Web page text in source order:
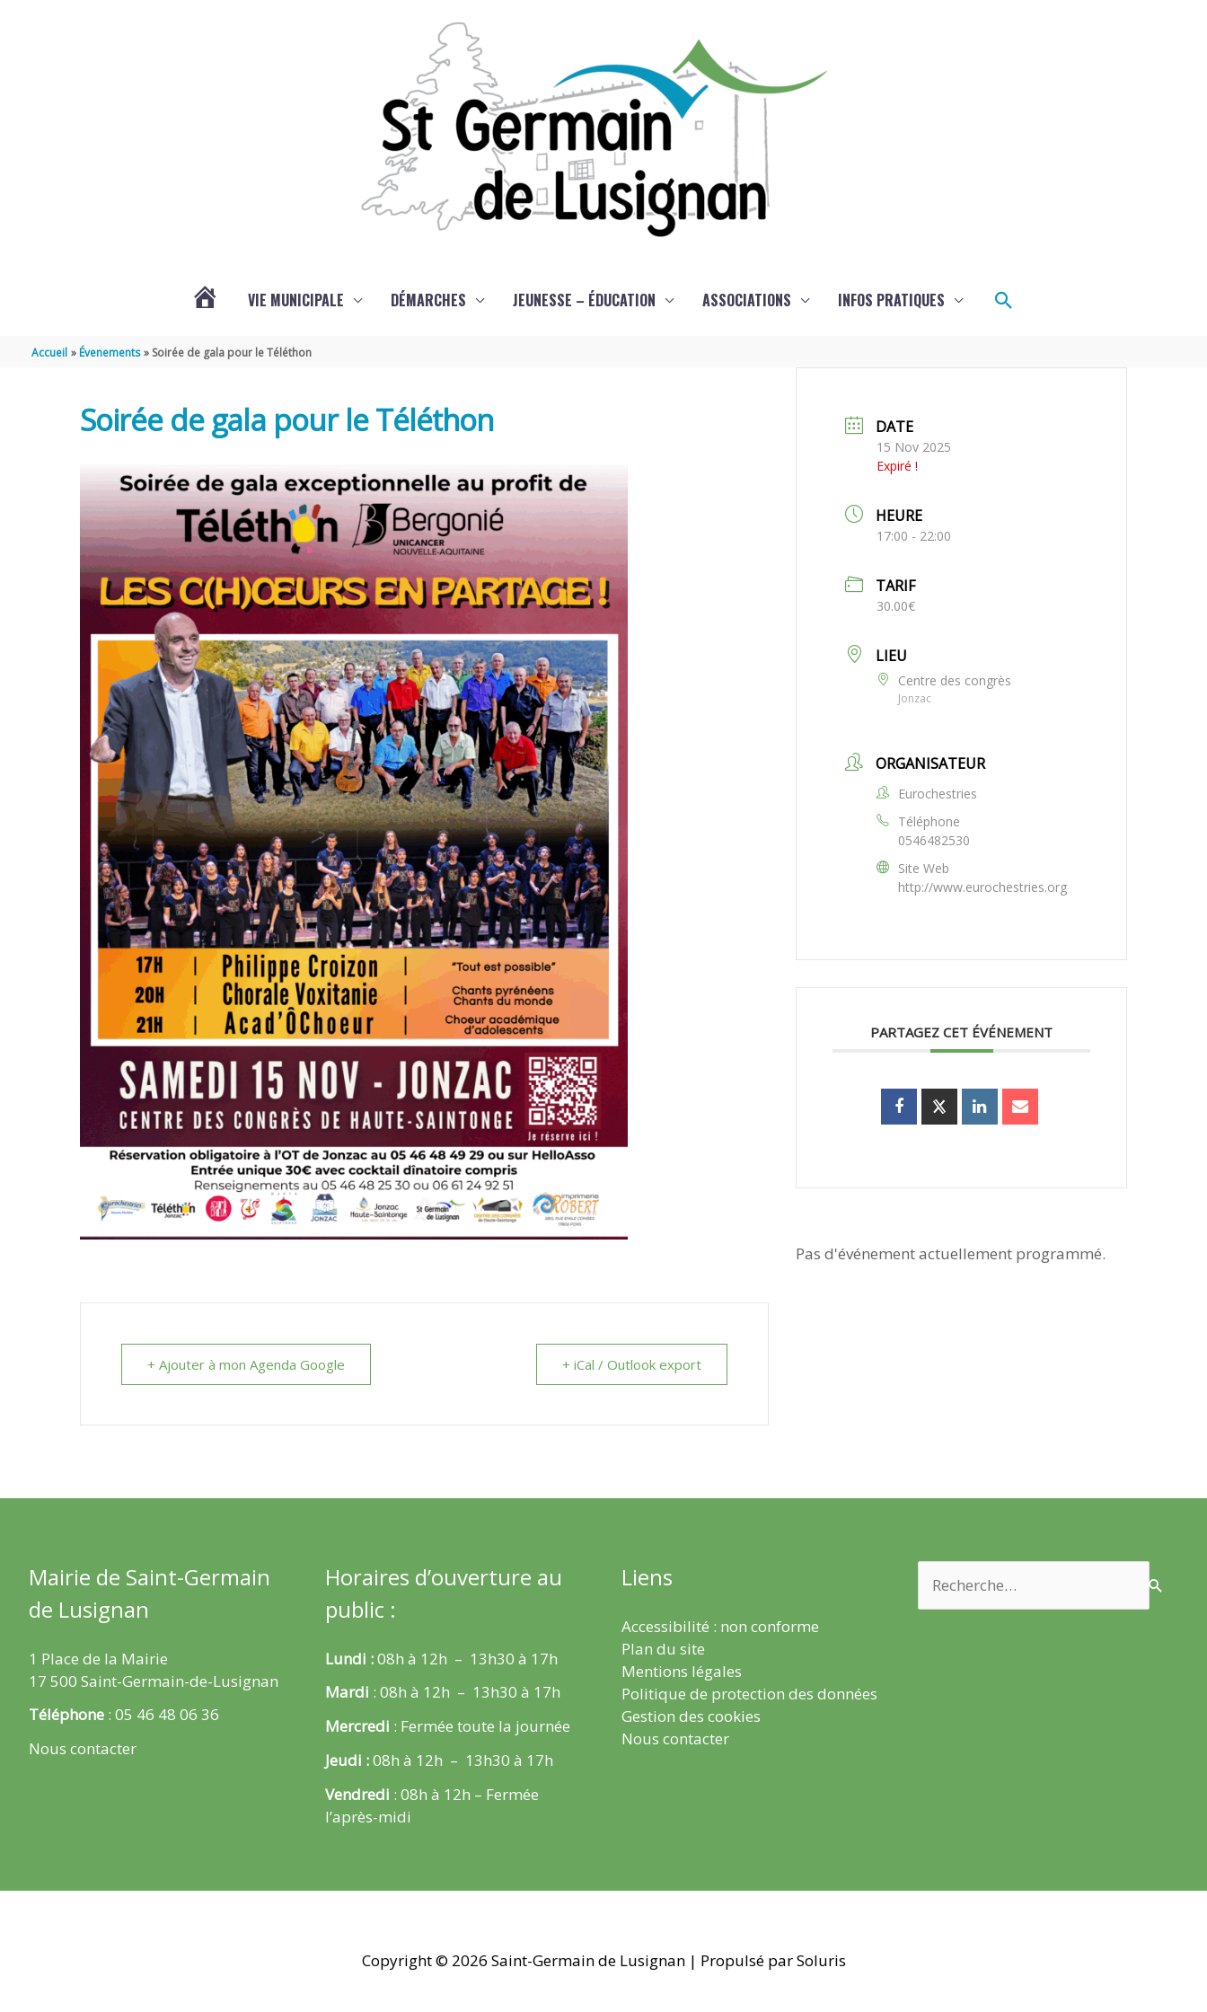
VIE MUNICIPALE DÉMARCHES JEUNESSE – ÉDUCATION ASSOCIATIONS INFOS PRATIQUES Rechercher
Accueil Évenements Soirée de gala pour le Téléthon
Soirée de gala pour le Téléthon
+ Ajouter à mon Agenda Google + iCal / Outlook export
DATE
15 Nov 2025
Expiré !
HEURE
17:00 - 22:00
TARIF
30.00€
LIEU
Centre des congrès
Jonzac
ORGANISATEUR
Eurochestries
Téléphone
0546482530
Site Web
http://www.eurochestries.org
PARTAGEZ CET ÉVÉNEMENT
Pas d'événement actuellement programmé.
Mairie de Saint-Germain
de Lusignan
1 Place de la Mairie
17 500 Saint-Germain-de-Lusignan
Téléphone : 05 46 48 06 36
Nous contacter
Horaires d’ouverture au
public :
Lundi :08h à 12h – 13h30 à 17h
Mardi : 08h à 12h – 13h30 à 17h
Mercredi : Fermée toute la journée
Jeudi :08h à 12h – 13h30 à 17h
Vendredi : 08h à 12h – Fermée
l’après-midi
Liens
Accessibilité : non conforme
Plan du site
Mentions légales
Politique de protection des données
Gestion des cookies
Nous contacter
Copyright © 2026 Saint-Germain de Lusignan| Propulsé par Soluris